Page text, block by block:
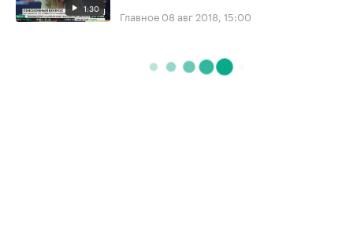
1:30 Главное 08 авг 2018, 15:00